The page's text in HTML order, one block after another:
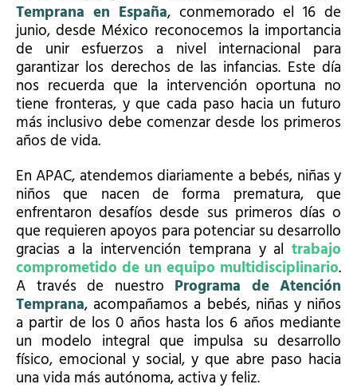
Temprana en España, conmemorado el 16 de
junio, desde México reconocemos la importancia
de unir esfuerzos a nivel internacional para
garantizar los derechos de las infancias. Este día
nos recuerda que la intervención oportuna no
tiene fronteras, y que cada paso hacia un futuro
más inclusivo debe comenzar desde los primeros
años de vida.
En APAC, atendemos diariamente a bebés, niñas y
niños que nacen de forma prematura, que
enfrentaron desafíos desde sus primeros días o
que requieren apoyos para potenciar su desarrollo
gracias a la intervención temprana y al trabajo
comprometido de un equipo multidisciplinario.
A través de nuestro Programa de Atención
Temprana, acompañamos a bebés, niñas y niños
a partir de los 0 años hasta los 6 años mediante
un modelo integral que impulsa su desarrollo
físico, emocional y social, y que abre paso hacia
una vida más autónoma, activa y feliz.